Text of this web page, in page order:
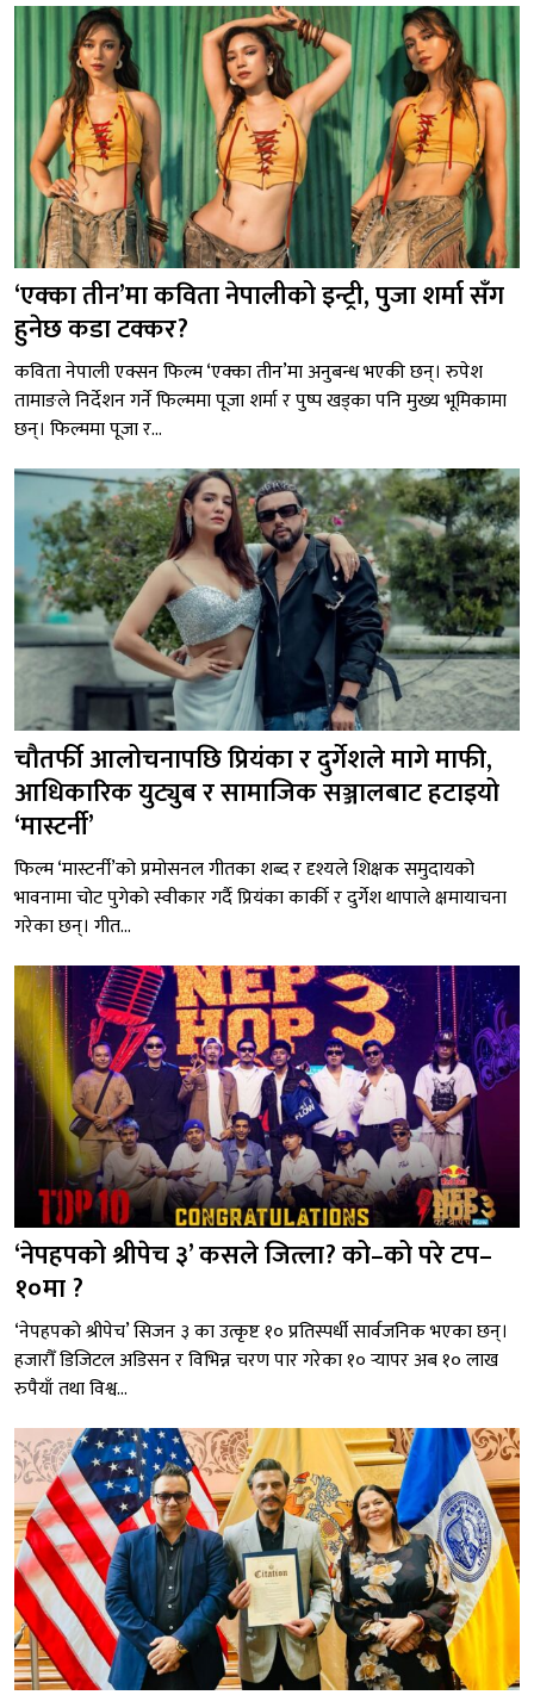
‘एक्का तीन’मा कविता नेपालीको इन्ट्री, पुजा शर्मा सँग
हुनेछ कडा टक्कर?
कविता नेपाली एक्सन फिल्म ‘एक्का तीन’मा अनुबन्ध भएकी छन्। रुपेश
तामाङले निर्देशन गर्ने फिल्ममा पूजा शर्मा र पुष्प खड्का पनि मुख्य भूमिकामा
छन्। फिल्ममा पूजा र...
चौतर्फी आलोचनापछि प्रियंका र दुर्गेशले मागे माफी,
आधिकारिक युट्युब र सामाजिक सञ्जालबाट हटाइयो
‘मास्टर्नी’
फिल्म ‘मास्टर्नी’को प्रमोसनल गीतका शब्द र दृश्यले शिक्षक समुदायको
भावनामा चोट पुगेको स्वीकार गर्दै प्रियंका कार्की र दुर्गेश थापाले क्षमायाचना
गरेका छन्। गीत...
‘नेपहपको श्रीपेच ३’ कसले जित्ला? को–को परे टप–
१०मा ?
‘नेपहपको श्रीपेच’ सिजन ३ का उत्कृष्ट १० प्रतिस्पर्धी सार्वजनिक भएका छन्।
हजारौँ डिजिटल अडिसन र विभिन्न चरण पार गरेका १० र्‍यापर अब १० लाख
रुपैयाँ तथा विश्व...